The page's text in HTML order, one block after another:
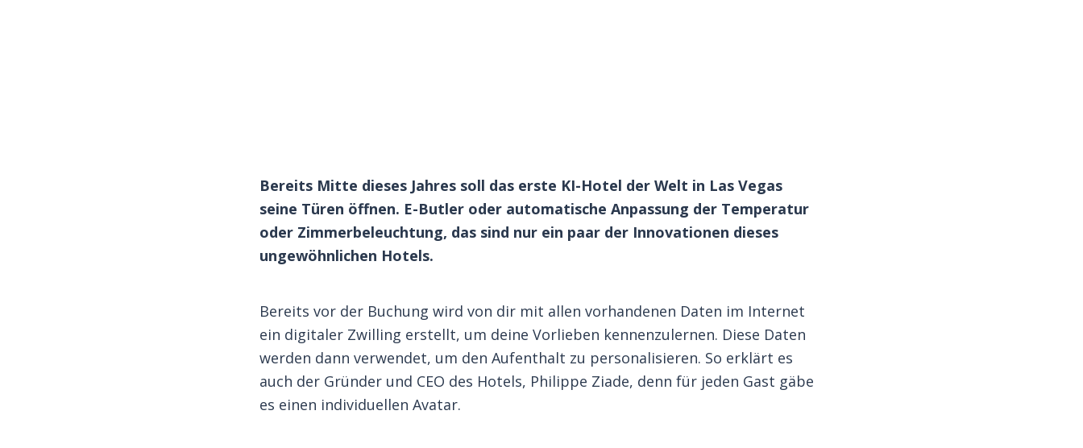
Bereits Mitte dieses Jahres soll das erste KI-Hotel der Welt in Las Vegas
seine Türen öffnen. E-Butler oder automatische Anpassung der Temperatur
oder Zimmerbeleuchtung, das sind nur ein paar der Innovationen dieses
ungewöhnlichen Hotels.
Bereits vor der Buchung wird von dir mit allen vorhandenen Daten im Internet
ein digitaler Zwilling erstellt, um deine Vorlieben kennenzulernen. Diese Daten
werden dann verwendet, um den Aufenthalt zu personalisieren. So erklärt es
auch der Gründer und CEO des Hotels, Philippe Ziade, denn für jeden Gast gäbe
es einen individuellen Avatar.